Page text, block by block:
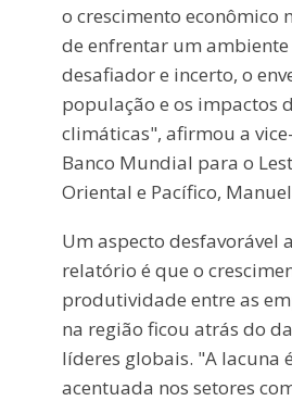
o crescimento econômico
de enfrentar um
desafiador e incerto, o
população e os impactos
climáticas", afirmou a
Banco Mundial para o
Oriental e Pacífico,
Um aspecto desfavorável
relatório é que o
produtividade entre as
na região ficou atrás do
líderes globais. "A lacuna
acentuada nos setores